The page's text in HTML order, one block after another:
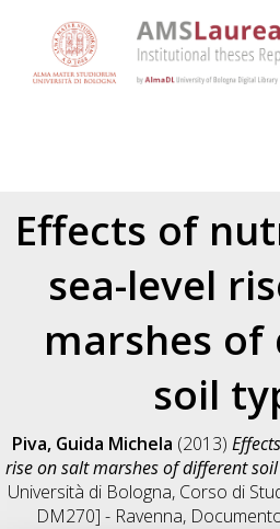
Effects of
sea-level
marshes
soil
Piva, Guida Michela (2013)
rise on salt marshes of different soil
Università di Bologna, Corso di
DM270] - Ravenna,